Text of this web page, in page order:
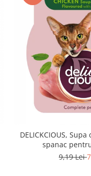
DELICKCIOUS, Supa de
spanac
9,19 Lei